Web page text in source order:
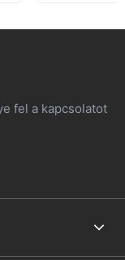
fel a kapcsolatot